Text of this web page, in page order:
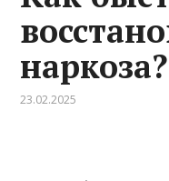
наркоза?
23.02.2025